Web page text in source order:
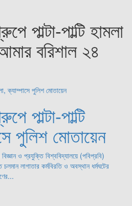
পাল্টা-পাল্টি হামলা
বরিশাল ২৪
পাল্টা-পাল্টি
পুলিশ মোতায়েন
বিজ্ঞান ও প্রযুক্তি বিশ্ববিদ্যালয়ে (পবিপ্রবি)
চলমান লাগাতার কর্মবিরতি ও অবস্থান ধর্মঘটের